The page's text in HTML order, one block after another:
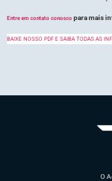
Entre em contato conosco para mais
BAIXE NOSSO PDF E SAIBA TODAS AS
O